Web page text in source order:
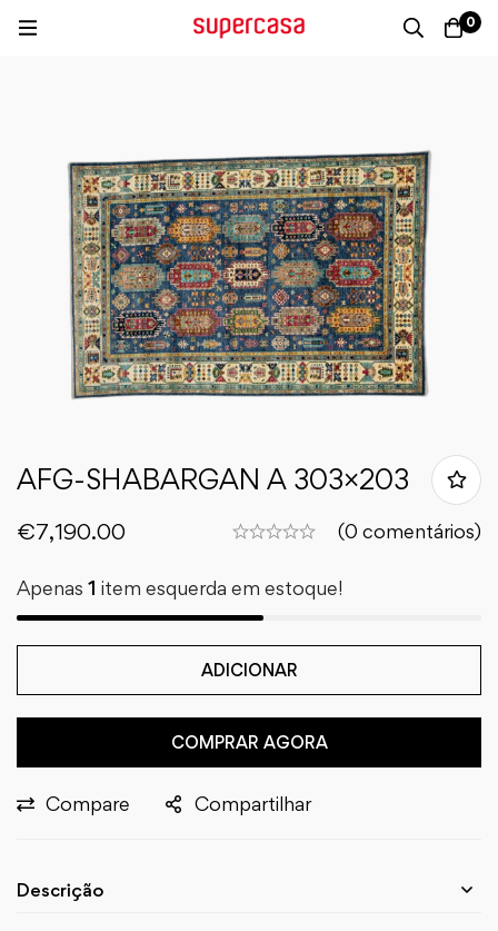
0
AFG-SHABARGAN A 303×203
€7,190.00 (0 comentários)
Apenas 1 item esquerda em estoque!
ADICIONAR
COMPRAR AGORA
Compare Compartilhar
Descrição